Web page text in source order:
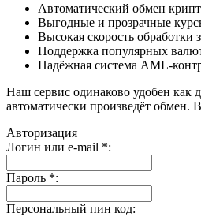
Автоматический обмен
Выгодные и прозрачные
Высокая скорость обработки
Поддержка популярных
Надёжная система AML-
Наш сервис одинаково удобен как
автоматически произведёт обмен.
Авторизация
Логин или e-mail *:
Пароль *:
Персональный пин код: